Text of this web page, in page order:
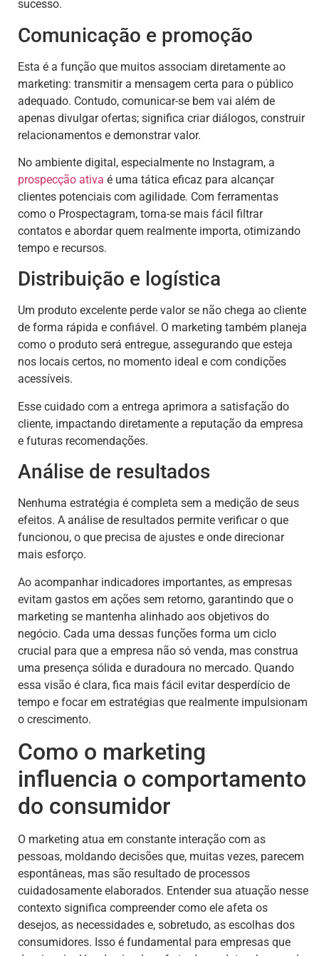
sucesso.
Comunicação e promoção
Esta é a função que muitos associam diretamente ao
marketing: transmitir a mensagem certa para o público
adequado. Contudo, comunicar-se bem vai além de
apenas divulgar ofertas; significa criar diálogos, construir
relacionamentos e demonstrar valor.
No ambiente digital, especialmente no Instagram, a
prospecção ativa é uma tática eficaz para alcançar
clientes potenciais com agilidade. Com ferramentas
como o Prospectagram, torna-se mais fácil filtrar
contatos e abordar quem realmente importa, otimizando
tempo e recursos.
Distribuição e logística
Um produto excelente perde valor se não chega ao cliente
de forma rápida e confiável. O marketing também planeja
como o produto será entregue, assegurando que esteja
nos locais certos, no momento ideal e com condições
acessíveis.
Esse cuidado com a entrega aprimora a satisfação do
cliente, impactando diretamente a reputação da empresa
e futuras recomendações.
Análise de resultados
Nenhuma estratégia é completa sem a medição de seus
efeitos. A análise de resultados permite verificar o que
funcionou, o que precisa de ajustes e onde direcionar
mais esforço.
Ao acompanhar indicadores importantes, as empresas
evitam gastos em ações sem retorno, garantindo que o
marketing se mantenha alinhado aos objetivos do
negócio. Cada uma dessas funções forma um ciclo
crucial para que a empresa não só venda, mas construa
uma presença sólida e duradoura no mercado. Quando
essa visão é clara, fica mais fácil evitar desperdício de
tempo e focar em estratégias que realmente impulsionam
o crescimento.
Como o marketing
influencia o comportamento
do consumidor
O marketing atua em constante interação com as
pessoas, moldando decisões que, muitas vezes, parecem
espontâneas, mas são resultado de processos
cuidadosamente elaborados. Entender sua atuação nesse
contexto significa compreender como ele afeta os
desejos, as necessidades e, sobretudo, as escolhas dos
consumidores. Isso é fundamental para empresas que